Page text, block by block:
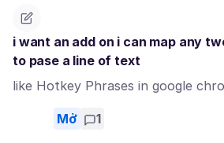
i want an add on i can map any
to pase a line of text
like Hotkey Phrases in google
Mở 1